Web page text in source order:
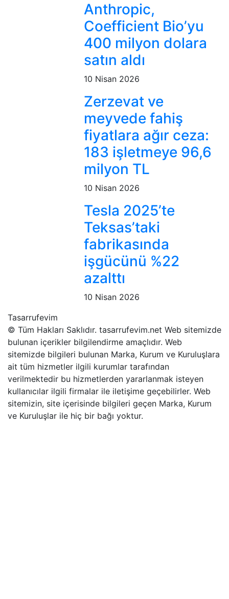
Anthropic,
Coefficient Bio’yu
400 milyon dolara
satın aldı
10 Nisan 2026
Zerzevat ve
meyvede fahiş
fiyatlara ağır ceza:
183 işletmeye 96,6
milyon TL
10 Nisan 2026
Tesla 2025’te
Teksas’taki
fabrikasında
işgücünü %22
azalttı
10 Nisan 2026
Tasarrufevim
© Tüm Hakları Saklıdır. tasarrufevim.net Web sitemizde
bulunan içerikler bilgilendirme amaçlıdır. Web
sitemizde bilgileri bulunan Marka, Kurum ve Kuruluşlara
ait tüm hizmetler ilgili kurumlar tarafından
verilmektedir bu hizmetlerden yararlanmak isteyen
kullanıcılar ilgili firmalar ile iletişime geçebilirler. Web
sitemizin, site içerisinde bilgileri geçen Marka, Kurum
ve Kuruluşlar ile hiç bir bağı yoktur.